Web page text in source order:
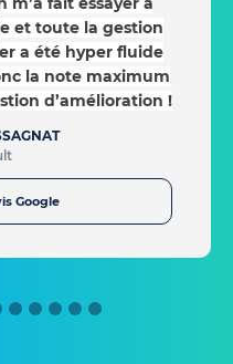
et toute la gestion
a été hyper fluide
la note maximum
d’amélioration !
Google